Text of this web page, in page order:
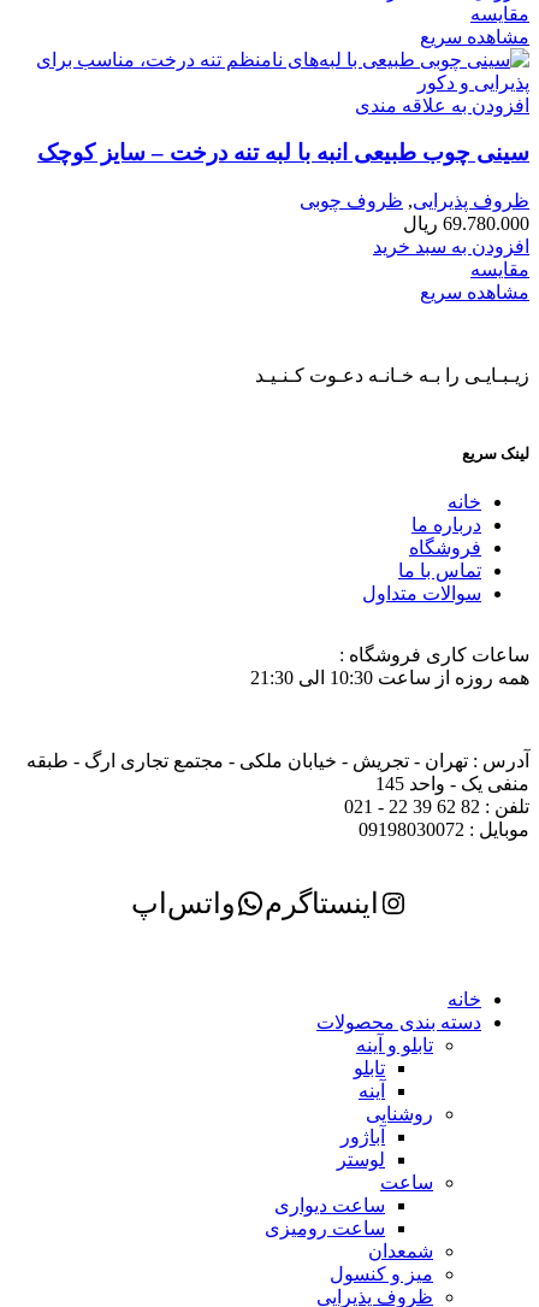
مقایسه
مشاهده سریع
افزودن به علاقه مندی
سینی چوب طبیعی انبه با لبه تنه درخت – سایز کوچک
ظروف پذیرایی, ظروف چوبی
69.780.000 ریال
افزودن به سبد خرید
مقایسه
مشاهده سریع
زیـبـایـی را بـه خـانـه دعـوت کـنـیـد
لینک سریع
خانه
درباره ما
فروشگاه
تماس با ما
سوالات متداول
ساعات کاری فروشگاه :
همه روزه از ساعت 10:30 الی 21:30
آدرس : تهران - تجریش - خیابان ملکی - مجتمع تجاری ارگ - طبقه
منفی یک - واحد 145
تلفن : 82 62 39 22 - 021
موبایل : 09198030072
اینستاگرم واتس‌اپ
خانه
دسته بندی محصولات
تابلو و آینه
تابلو
آینه
روشنایی
آباژور
لوستر
ساعت
ساعت دیواری
ساعت رومیزی
شمعدان
میز و کنسول
ظروف پذیرایی